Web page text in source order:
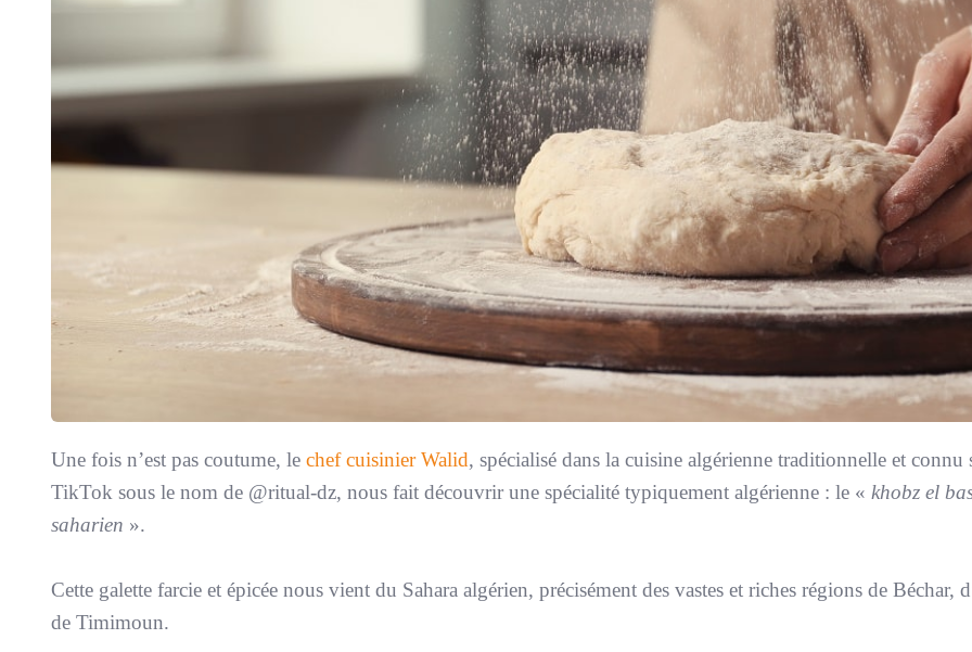
Une fois n’est pas coutume, le chef cuisinier Walid, spécialisé dans la cuisine algérienne traditionnelle et connu
TikTok sous le nom de @ritual-dz, nous fait découvrir une spécialité typiquement algérienne : le « khobz el
saharien ».
Cette galette farcie et épicée nous vient du Sahara algérien, précisément des vastes et riches régions de Béchar,
de Timimoun.